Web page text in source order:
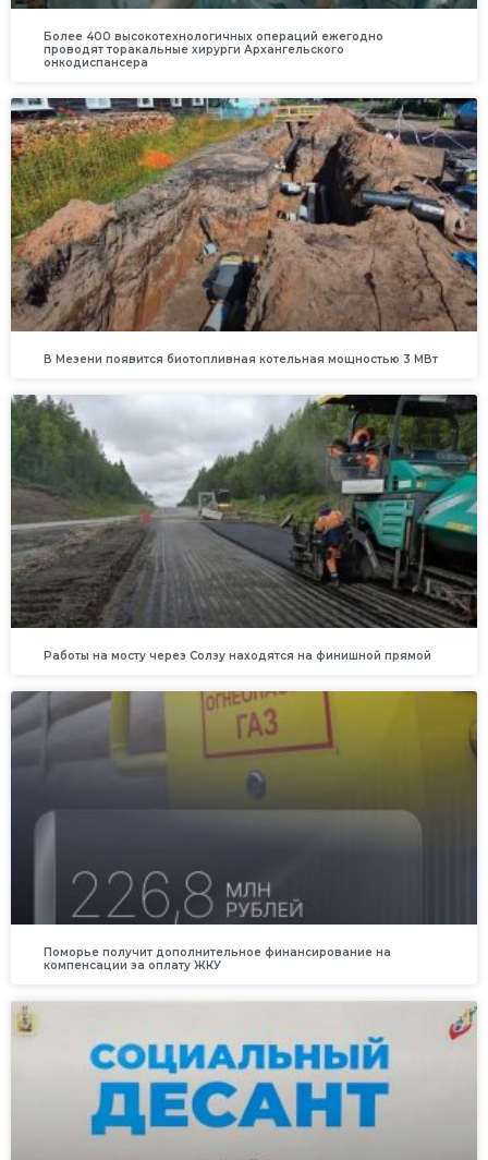
Более 400 высокотехнологичных операций ежегодно
проводят торакальные хирурги Архангельского
онкодиспансера
В Мезени появится биотопливная котельная мощностью 3 МВт
Работы на мосту через Солзу находятся на финишной прямой
Поморье получит дополнительное финансирование на
компенсации за оплату ЖКУ